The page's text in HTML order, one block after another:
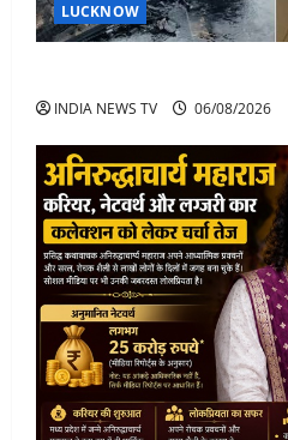
LUCKNOW
INDIA NEWS TV 06/08/2026